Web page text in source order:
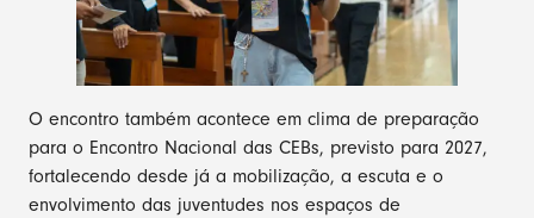
O encontro também acontece em clima de preparação
para o Encontro Nacional das CEBs, previsto para 2027,
fortalecendo desde já a mobilização, a escuta e o
envolvimento das juventudes nos espaços de